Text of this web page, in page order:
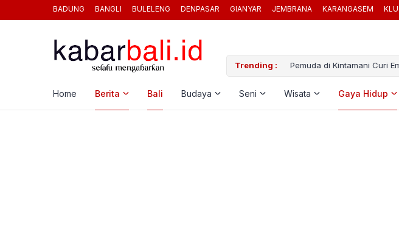
BADUNG BANGLI BULELENG DENPASAR GIANYAR JEMBRANA KARANGASEM
Trending :
Pemkab Klungkung Percepat Jadwal Docking Rp3,6 Miliar Pemuda di Kintamani Curi
Home Berita Bali Budaya Seni Wisata Gaya Hidup